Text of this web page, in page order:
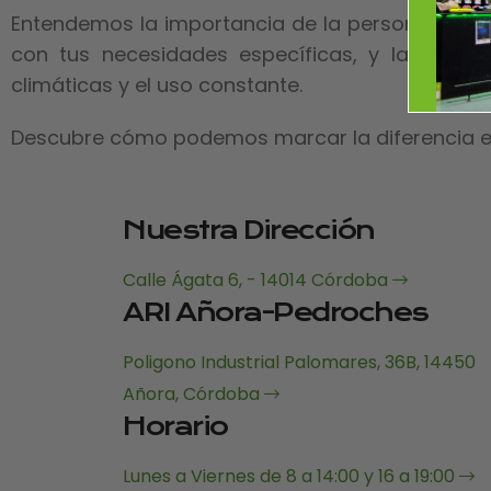
Entendemos la importancia de la
con tus necesidades específicas, y la
climáticas y el uso constante.
Descubre cómo podemos marcar la diferencia
Nuestra Dirección
Calle Ágata 6, - 14014 Córdoba
ARI Añora-Pedroches
Poligono Industrial Palomares, 36B, 14450
Añora, Córdoba
Horario
Lunes a Viernes de 8 a 14:00 y 16 a 19:00